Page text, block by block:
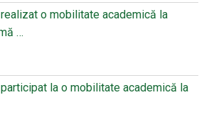
o mobilitate academică la
…
la o mobilitate academică la